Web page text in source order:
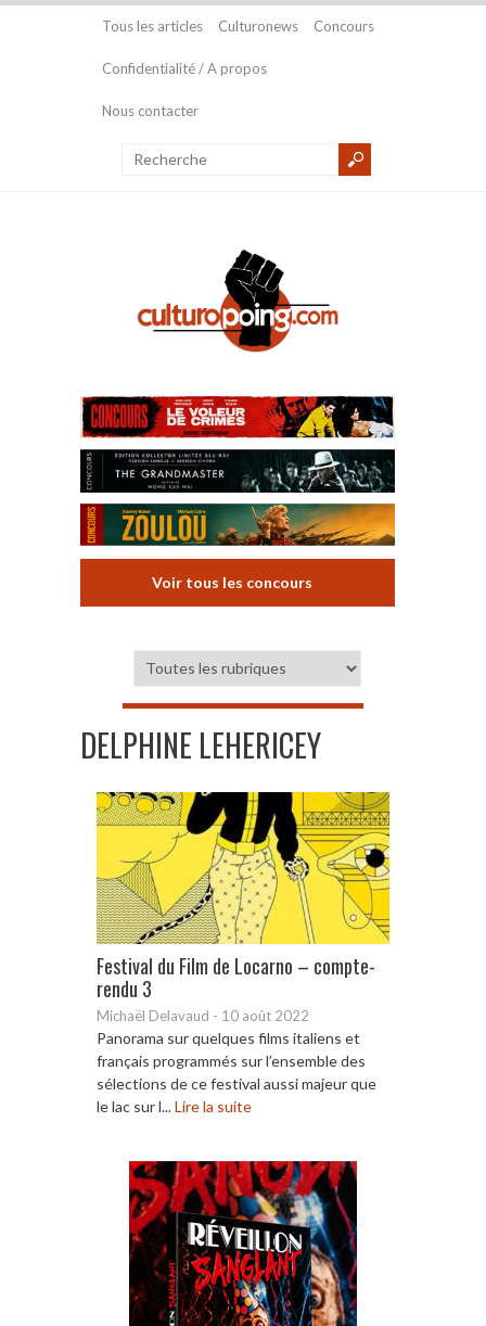
Tous les articles Culturonews Concours
Confidentialité / A propos
Nous contacter
Voir tous les concours
DELPHINE LEHERICEY
Festival du Film de Locarno – compte-
rendu 3
Michaël Delavaud - 10 août 2022
Panorama sur quelques films italiens et
français programmés sur l’ensemble des
sélections de ce festival aussi majeur que
le lac sur l...Lire la suite